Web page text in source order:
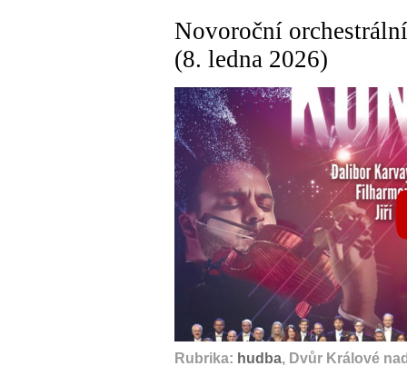
Novoroční
(8. ledna 2026)
Rubrika: hudba, Dvůr Králové